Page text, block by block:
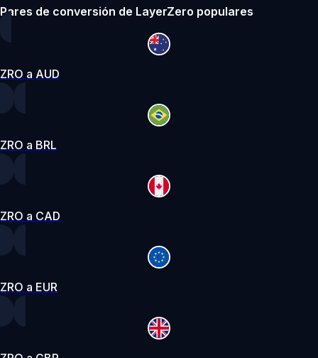
Pares de conversión de LayerZero populares
ZRO a AUD
ZRO a BRL
ZRO a CAD
ZRO a EUR